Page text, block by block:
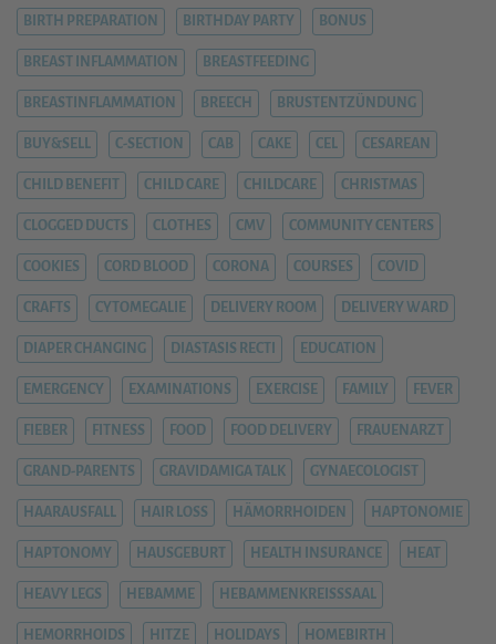
BIRTH PREPARATION BIRTHDAY PARTY BONUS
BREAST INFLAMMATION BREASTFEEDING
BREASTINFLAMMATION BREECH BRUSTENTZÜNDUNG
BUY&SELL C-SECTION CAB CAKE CEL CESAREAN
CHILD BENEFIT CHILD CARE CHILDCARE CHRISTMAS
CLOGGED DUCTS CLOTHES CMV COMMUNITY CENTERS
COOKIES CORD BLOOD CORONA COURSES COVID
CRAFTS CYTOMEGALIE DELIVERY ROOM DELIVERY WARD
DIAPER CHANGING DIASTASIS RECTI EDUCATION
EMERGENCY EXAMINATIONS EXERCISE FAMILY FEVER
FIEBER FITNESS FOOD FOOD DELIVERY FRAUENARZT
GRAND-PARENTS GRAVIDAMIGA TALK GYNAECOLOGIST
HAARAUSFALL HAIR LOSS HÄMORRHOIDEN HAPTONOMIE
HAPTONOMY HAUSGEBURT HEALTH INSURANCE HEAT
HEAVY LEGS HEBAMME HEBAMMENKREISSSAAL
HEMORRHOIDS HITZE HOLIDAYS HOMEBIRTH